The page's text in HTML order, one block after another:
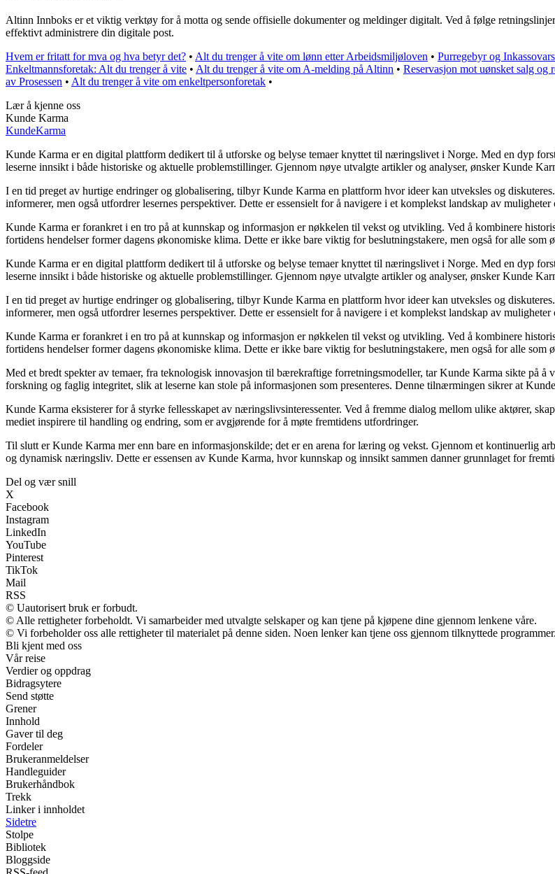
Altinn Innboks er et viktig verktøy for å motta og sende offisielle dokumenter og meldinger digitalt. Ved å følge
effektivt administrere din digitale post.
Hvem er fritatt for mva og hva betyr det? • Alt du trenger å vite om lønn etter Arbeidsmiljøloven • Purregebyr og
Enkeltmannsforetak: Alt du trenger å vite • Alt du trenger å vite om A-melding på Altinn • Reservasjon mot uønsket salg og
av Prosessen • Alt du trenger å vite om enkeltpersonforetak •
Lær å kjenne oss
Kunde Karma
KundeKarma
Kunde Karma er en digital plattform dedikert til å utforske og belyse temaer knyttet til næringslivet i Norge. Med en dyp
leserne innsikt i både historiske og aktuelle problemstillinger. Gjennom nøye utvalgte artikler og analyser, ønsker Kunde
I en tid preget av hurtige endringer og globalisering, tilbyr Kunde Karma en plattform hvor ideer kan utveksles og
informerer, men også utfordrer lesernes perspektiver. Dette er essensielt for å navigere i et komplekst landskap av
Kunde Karma er forankret i en tro på at kunnskap og informasjon er nøkkelen til vekst og utvikling. Ved å kombinere
fortidens hendelser former dagens økonomiske klima. Dette er ikke bare viktig for beslutningstakere, men også for alle som
Kunde Karma er en digital plattform dedikert til å utforske og belyse temaer knyttet til næringslivet i Norge. Med en dyp
leserne innsikt i både historiske og aktuelle problemstillinger. Gjennom nøye utvalgte artikler og analyser, ønsker Kunde
I en tid preget av hurtige endringer og globalisering, tilbyr Kunde Karma en plattform hvor ideer kan utveksles og
informerer, men også utfordrer lesernes perspektiver. Dette er essensielt for å navigere i et komplekst landskap av
Kunde Karma er forankret i en tro på at kunnskap og informasjon er nøkkelen til vekst og utvikling. Ved å kombinere
fortidens hendelser former dagens økonomiske klima. Dette er ikke bare viktig for beslutningstakere, men også for alle som
Med et bredt spekter av temaer, fra teknologisk innovasjon til bærekraftige forretningsmodeller, tar Kunde Karma sikte på
forskning og faglig integritet, slik at leserne kan stole på informasjonen som presenteres. Denne tilnærmingen sikrer at
Kunde Karma eksisterer for å styrke fellesskapet av næringslivsinteressenter. Ved å fremme dialog mellom ulike aktører,
mediet inspirere til handling og endring, som er avgjørende for å møte fremtidens utfordringer.
Til slutt er Kunde Karma mer enn bare en informasjonskilde; det er en arena for læring og vekst. Gjennom et kontinuerlig
og dynamisk næringsliv. Dette er essensen av Kunde Karma, hvor kunnskap og innsikt sammen danner grunnlaget for
Del og vær snill
X
Facebook
Instagram
LinkedIn
YouTube
Pinterest
TikTok
Mail
RSS
© Uautorisert bruk er forbudt.
© Alle rettigheter forbeholdt. Vi samarbeider med utvalgte selskaper og kan tjene på kjøpene dine gjennom lenkene våre.
© Vi forbeholder oss alle rettigheter til materialet på denne siden. Noen lenker kan tjene oss gjennom tilknyttede
Bli kjent med oss
Vår reise
Verdier og oppdrag
Bidragsytere
Send støtte
Grener
Innhold
Gaver til deg
Fordeler
Brukeranmeldelser
Handleguider
Brukerhåndbok
Trekk
Linker i innholdet
Sidetre
Stolpe
Bibliotek
Bloggside